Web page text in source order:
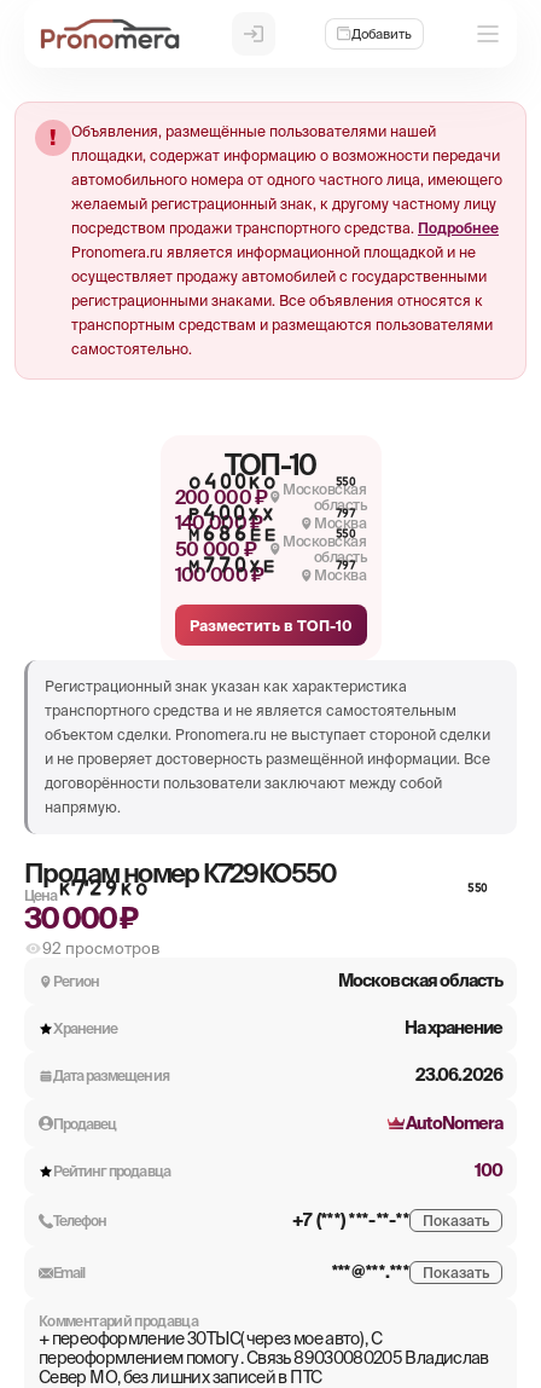
Добавить
!
Объявления, размещённые пользователями нашей
площадки, содержат информацию о возможности передачи
автомобильного номера от одного частного лица, имеющего
желаемый регистрационный знак, к другому частному лицу
посредством продажи транспортного средства. Подробнее
Pronomera.ru является информационной площадкой и не
осуществляет продажу автомобилей с государственными
регистрационными знаками. Все объявления относятся к
транспортным средствам и размещаются пользователями
самостоятельно.
Регистрационный знак указан как характеристика
транспортного средства и не является самостоятельным
объектом сделки. Pronomera.ru не выступает стороной сделки
и не проверяет достоверность размещённой информации. Все
договорённости пользователи заключают между собой
напрямую.
Продам номерК729КО550
К729КО 550
Цена
30 000 ₽
92 просмотров
Регион Московская область
Хранение На хранение
Дата размещения 23.06.2026
Продавец AutoNomera
Рейтинг продавца 100
Телефон +7 (***) ***-**-** Показать
Email ***@***.*** Показать
Комментарий продавца
+ переоформление 30ТЫС( через мое авто) , С
переоформлением помогу . Связь 89030080205 Владислав
Север МО, без лишних записей в ПТС
ТОП-10
О400КО 550
200 000 ₽
Московская
область
Р400ХХ 797
140 000 ₽ Москва
М686ЕЕ 550
50 000 ₽
Московская
область
М770ХЕ 797
100 000 ₽ Москва
Разместить в ТОП-10